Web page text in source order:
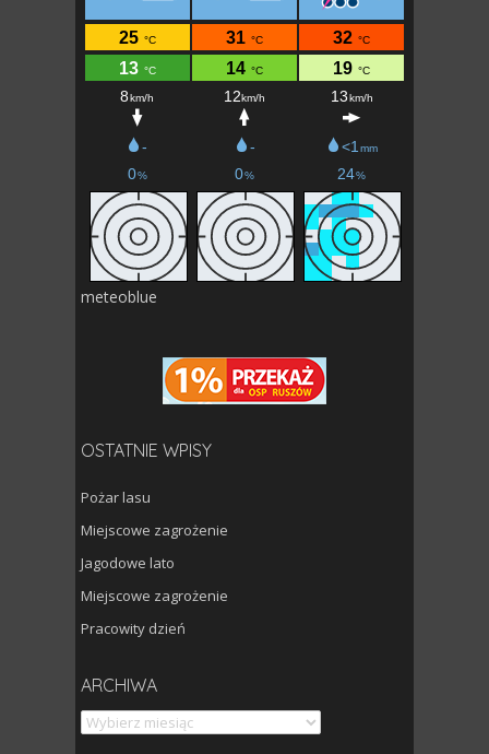
meteoblue
OSTATNIE WPISY
Pożar lasu
Miejscowe zagrożenie
Jagodowe lato
Miejscowe zagrożenie
Pracowity dzień
ARCHIWA
Archiwa